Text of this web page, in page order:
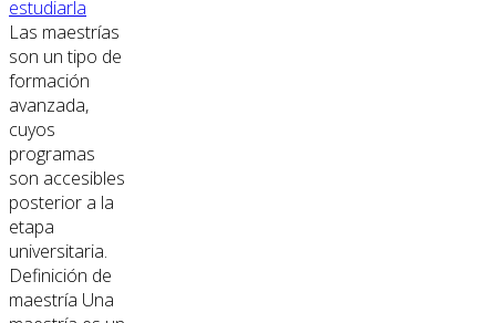
estudiarla
Las maestrías
son un tipo de
formación
avanzada,
cuyos
programas
son accesibles
posterior a la
etapa
universitaria.
Definición de
maestría Una